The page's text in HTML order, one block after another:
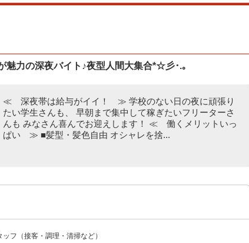
魅力の深夜バイト♪夜型人間大集合*☆彡･.｡
≪ 深夜帯は給与がイイ！ ≫ 学校のない日の夜に頑張り
たい学生さんも、 早朝まで集中して稼ぎたいフリーターさ
んも みなさん喜んでお迎えします！ ≪ 働くメリットいっ
ぱい ≫ ■髪型・髪色自由 オシャレを捨...
フ（接客・調理・清掃など）